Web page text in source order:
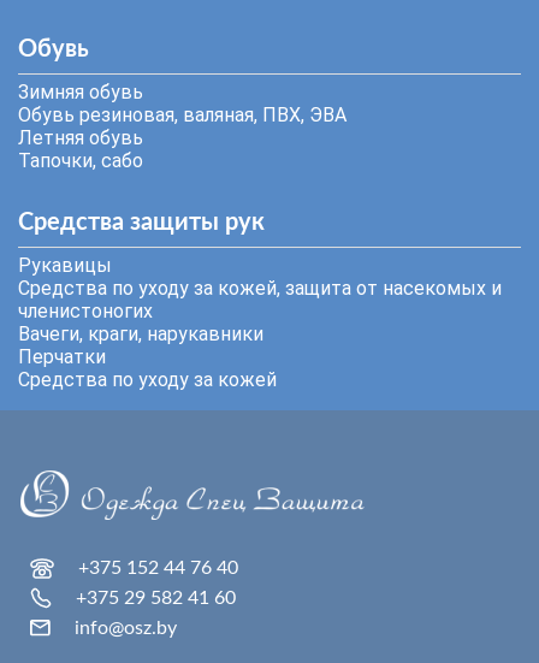
Обувь
Зимняя обувь
Обувь резиновая, валяная, ПВХ, ЭВА
Летняя обувь
Тапочки, сабо
Средства защиты рук
Рукавицы
Средства по уходу за кожей, защита от насекомых и
членистоногих
Вачеги, краги, нарукавники
Перчатки
Средства по уходу за кожей
+375 152 44 76 40
+375 29 582 41 60
info@osz.by